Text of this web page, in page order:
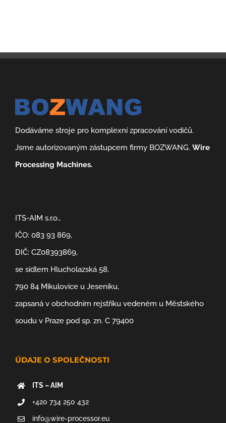
Dodáváme stroje pro komplexní zpracování vodičů.
Jsme autorizovaným zástupcem firmy BOZWANG. Wire
Processing Machines.
ITS-AIM s.r.o.,
IČO: 083 93 869,
DIČ: CZ08393869,
se sídlem Hlucholazská 58,
790 84 Mikulovice u Jeseníku,
zapsaná v obchodním rejstříku vedeném u Městského
soudu v Praze pod sp. zn. C 79400
ÚDAJE O SPOLEČNOSTI
ITS – AIM
+420 734 250 432
info@wire-processor.eu